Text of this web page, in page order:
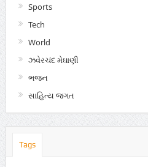
Sports
Tech
World
ઝવેરચંદ મેઘાણી
ભજન
સાહિત્ય જગત
Tags